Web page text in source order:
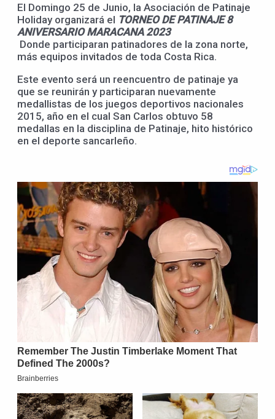
El Domingo 25 de Junio, la Asociación de Patinaje
Holiday organizará el TORNEO DE PATINAJE 8
ANIVERSARIO MARACANA 2023
Donde participaran patinadores de la zona norte,
más equipos invitados de toda Costa Rica.
Este evento será un reencuentro de patinaje ya
que se reunirán y participaran nuevamente
medallistas de los juegos deportivos nacionales
2015, año en el cual San Carlos obtuvo 58
medallas en la disciplina de Patinaje, hito histórico
en el deporte sancarleño.